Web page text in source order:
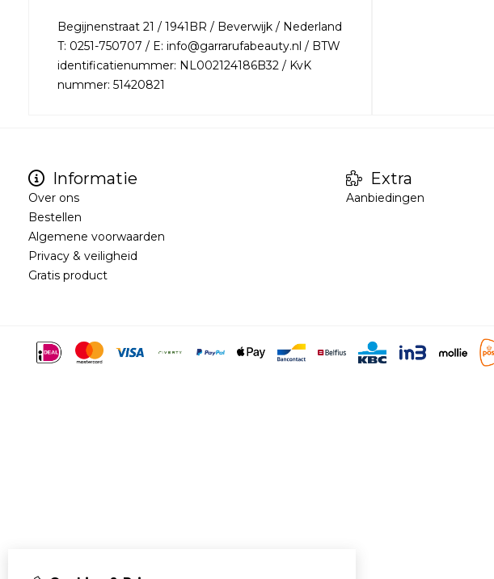
Begijnenstraat 21 / 1941BR / Beverwijk / Nederland
T: 0251-750707 / E: info@garrarufabeauty.nl / BTW
identificatienummer: NL002124186B32 / KvK
nummer: 51420821
Informatie
Over ons
Bestellen
Algemene voorwaarden
Privacy & veiligheid
Gratis product
Extra
Aanbiedingen